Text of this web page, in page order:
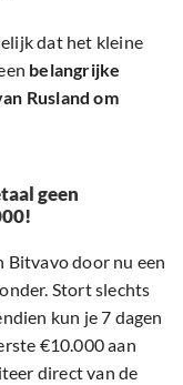
dat het kleine
belangrijke
Rusland om
geen
Bitvavo door nu een
Stort slechts
kun je 7 dagen
€10.000 aan
direct van de